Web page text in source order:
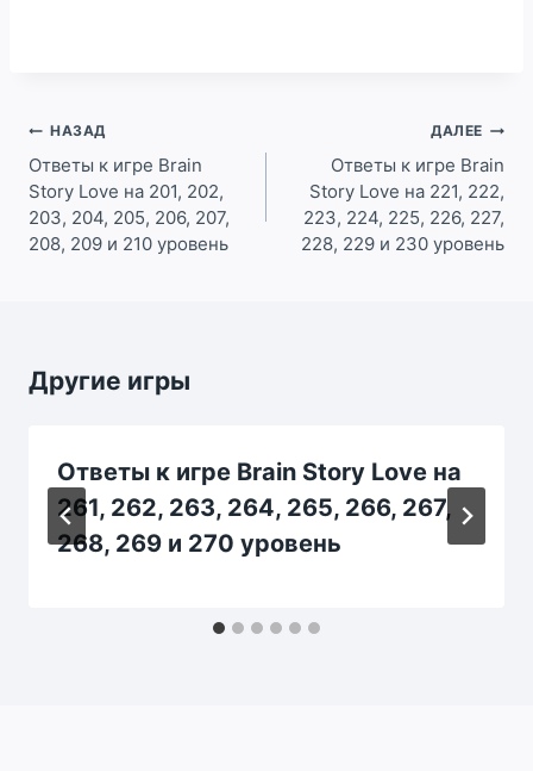
Навигация
по
записям
НАЗАД
Ответы к игре Brain
Story Love на 201, 202,
203, 204, 205, 206, 207,
208, 209 и 210 уровень
ДАЛЕЕ
Ответы к игре Brain
Story Love на 221, 222,
223, 224, 225, 226, 227,
228, 229 и 230 уровень
Другие игры
Ответы к игре Brain Story Love на
261, 262, 263, 264, 265, 266, 267,
268, 269 и 270 уровень